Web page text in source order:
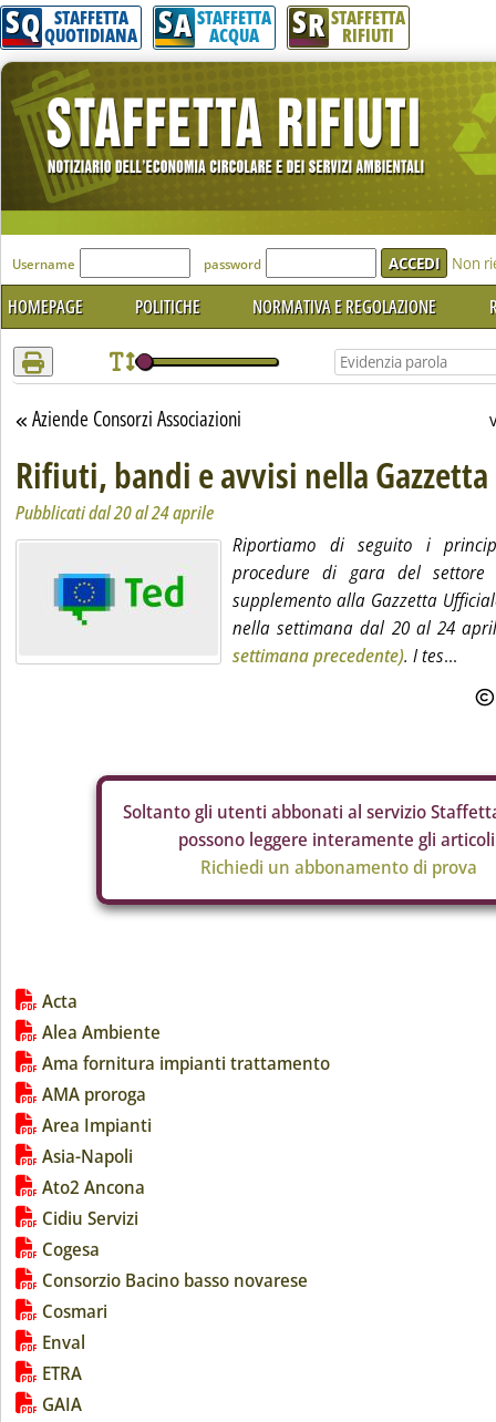
Attenzione! Esegui l'accesso per lèggere interamente la notizia.
SQ STAFFETTA
QUOTIDIANA SA STAFFETTA
ACQUA SR STAFFETTA
RIFIUTI
'Modulo Login per accedere'
Username password Non
HOMEPAGE POLITICHE NORMATIVA E REGOLAZIONE
Torna alla sezione
Aziende Consorzi Associazioni
Rifiuti, bandi e avvisi nella Gazzetta
Pubblicati dal 20 al 24 aprile
Riportiamo di seguito i
procedure di gara del
supplemento alla Gazzetta
nella settimana dal 20 al 24
settimana precedente). I tes...
Soltanto gli utenti abbonati al servizio
possono leggere interamente gli
Richiedi un abbonamento di prova
Lista allegati PDF alla notizia
Acta
Alea Ambiente
Ama fornitura impianti trattamento
AMA proroga
Area Impianti
Asia-Napoli
Ato2 Ancona
Cidiu Servizi
Cogesa
Consorzio Bacino basso novarese
Cosmari
Enval
ETRA
GAIA